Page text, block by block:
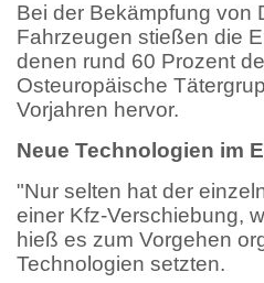
Bei der Bekämpfung von
Fahrzeugen stießen die
denen rund 60 Prozent
Osteuropäische
Vorjahren hervor.
Neue Technologien im
"Nur selten hat der
einer Kfz-Verschiebung,
hieß es zum Vorgehen
Technologien setzten.